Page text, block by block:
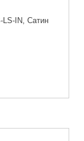
LS-IN, Сатин